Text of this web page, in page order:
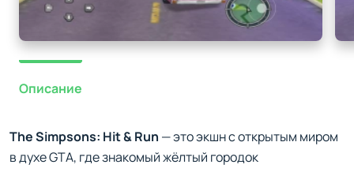
Описание
The Simpsons: Hit & Run — это экшн с открытым миром
в духе GTA, где знакомый жёлтый городок